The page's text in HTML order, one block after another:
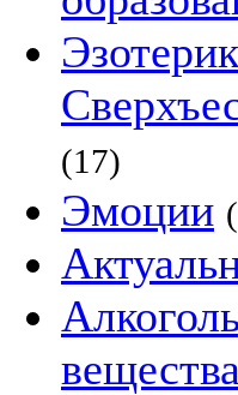
(17)
Эмоции
вещества